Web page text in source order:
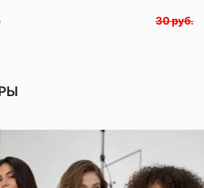
30 руб.